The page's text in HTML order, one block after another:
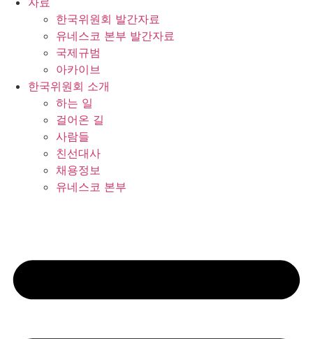
한국위원회 발간자료
유네스코 본부 발간자료
국제규범
아카이브
한국위원회 소개
하는 일
걸어온 길
사람들
친선대사
채용정보
유네스코 본부